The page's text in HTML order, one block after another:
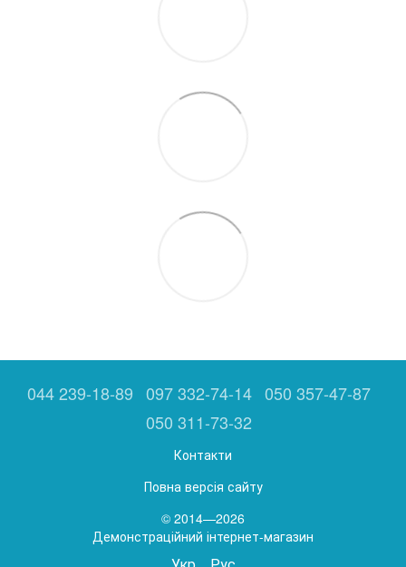
044 239-18-89 097 332-74-14 050 357-47-87
050 311-73-32
Контакти
Повна версія сайту
© 2014—2026
Демонстраційний інтернет-магазин